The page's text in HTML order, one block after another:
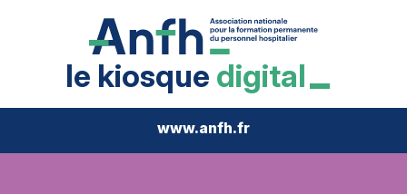
le kiosque digital
www.anfh.fr